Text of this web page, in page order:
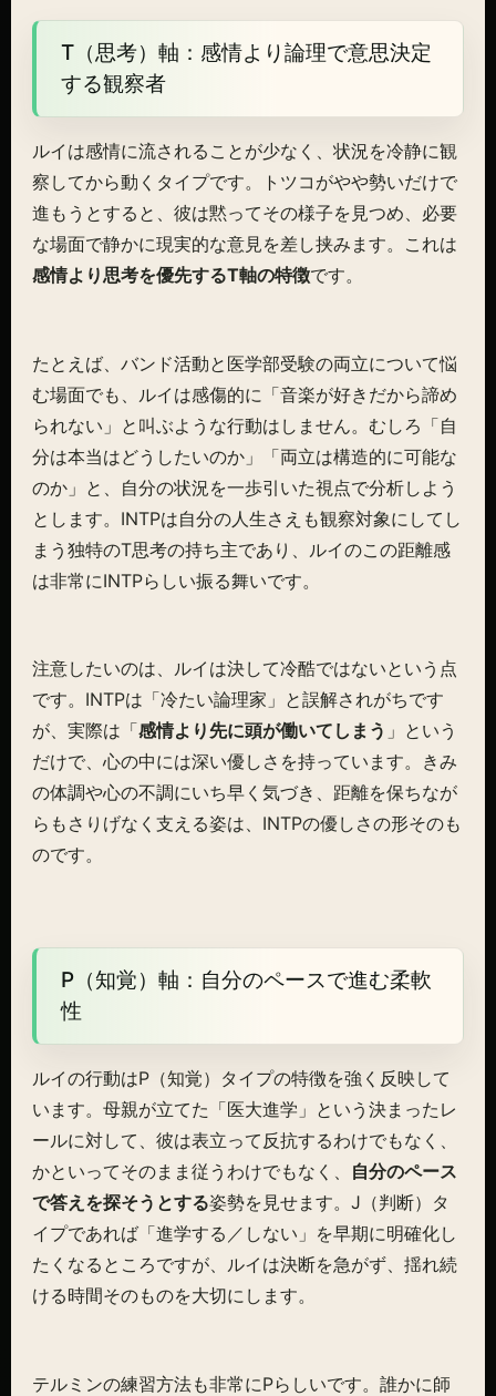
T（思考）軸：感情より論理で意思決定
する観察者
ルイは感情に流されることが少なく、状況を冷静に観
察してから動くタイプです。トツコがやや勢いだけで
進もうとすると、彼は黙ってその様子を見つめ、必要
な場面で静かに現実的な意見を差し挟みます。これは
感情より思考を優先するT軸の特徴です。
たとえば、バンド活動と医学部受験の両立について悩
む場面でも、ルイは感傷的に「音楽が好きだから諦め
られない」と叫ぶような行動はしません。むしろ「自
分は本当はどうしたいのか」「両立は構造的に可能な
のか」と、自分の状況を一歩引いた視点で分析しよう
とします。INTPは自分の人生さえも観察対象にしてし
まう独特のT思考の持ち主であり、ルイのこの距離感
は非常にINTPらしい振る舞いです。
注意したいのは、ルイは決して冷酷ではないという点
です。INTPは「冷たい論理家」と誤解されがちです
が、実際は「感情より先に頭が働いてしまう 」という
だけで、心の中には深い優しさを持っています。きみ
の体調や心の不調にいち早く気づき、距離を保ちなが
らもさりげなく支える姿は、INTPの優しさの形そのも
のです。
P（知覚）軸：自分のペースで進む柔軟
性
ルイの行動はP（知覚）タイプの特徴を強く反映して
います。母親が立てた「医大進学」という決まったレ
ールに対して、彼は表立って反抗するわけでもなく、
かといってそのまま従うわけでもなく、 自分のペース
で答えを探そうとする姿勢を見せます。J（判断）タ
イプであれば「進学する／しない」を早期に明確化し
たくなるところですが、ルイは決断を急がず、揺れ続
ける時間そのものを大切にします。
テルミンの練習方法も非常にPらしいです。誰かに師